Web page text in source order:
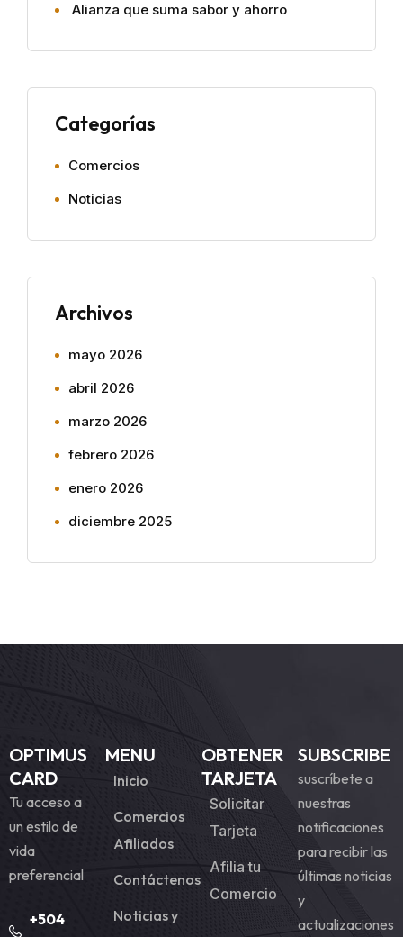
Alianza que suma sabor y ahorro
Categorías
Comercios
Noticias
Archivos
mayo 2026
abril 2026
marzo 2026
febrero 2026
enero 2026
diciembre 2025
OPTIMUS
CARD
Tu acceso a
un estilo de
vida
preferencial
+504
MENU
Inicio
Comercios
Afiliados
Contáctenos
Noticias y
OBTENER
TARJETA
Solicitar
Tarjeta
Afilia tu
Comercio
SUBSCRIBE
suscríbete a
nuestras
notificaciones
para recibir las
últimas noticias
y
actualizaciones